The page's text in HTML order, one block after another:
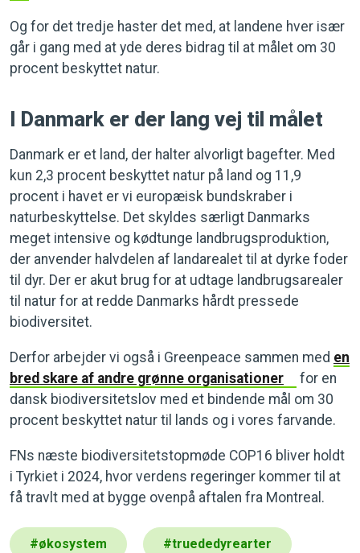
Og for det tredje haster det med, at landene hver især
går i gang med at yde deres bidrag til at målet om 30
procent beskyttet natur.
I Danmark er der lang vej til målet
Danmark er et land, der halter alvorligt bagefter. Med
kun 2,3 procent beskyttet natur på land og 11,9
procent i havet er vi europæisk bundskraber i
naturbeskyttelse. Det skyldes særligt Danmarks
meget intensive og kødtunge landbrugsproduktion,
der anvender halvdelen af landarealet til at dyrke foder
til dyr. Der er akut brug for at udtage landbrugsarealer
til natur for at redde Danmarks hårdt pressede
biodiversitet.
Derfor arbejder vi også i Greenpeace sammen med en
bred skare af andre grønne organisationer
for en
dansk biodiversitetslov med et bindende mål om 30
procent beskyttet natur til lands og i vores farvande.
FNs næste biodiversitetstopmøde COP16 bliver holdt
i Tyrkiet i 2024, hvor verdens regeringer kommer til at
få travlt med at bygge ovenpå aftalen fra Montreal.
#økosystem #truededyrearter